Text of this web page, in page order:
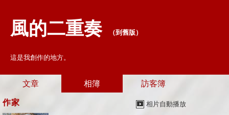
風的二重奏（到舊版）
這是我創作的地方。
文章 相簿 訪客簿
相片自動播放
作家